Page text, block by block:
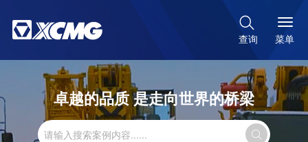

查询 菜单
卓越的品质 是走向世界的桥梁
